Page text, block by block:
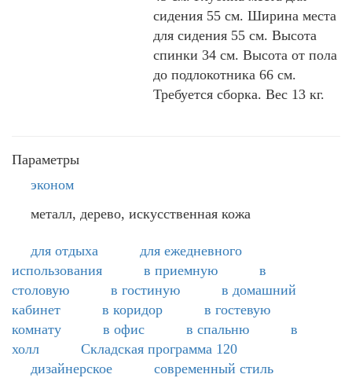
сидения 55 см. Ширина места
для сидения 55 см. Высота
спинки 34 см. Высота от пола
до подлокотника 66 см.
Требуется сборка. Вес 13 кг.
Параметры
эконом
металл, дерево, искусственная кожа
для отдыха
для ежедневного
использования
в приемную
в
столовую
в гостиную
в домашний
кабинет
в коридор
в гостевую
комнату
в офис в спальню
в
холл
Складская программа 120
дизайнерское
современный стиль